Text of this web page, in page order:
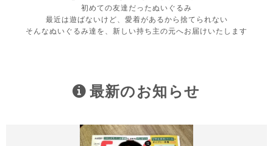
初めての友達だったぬいぐるみ
最近は遊ばないけど、愛着があるから捨てられない
そんなぬいぐるみ達を、新しい持ち主の元へお届けいたします
最新のお知らせ